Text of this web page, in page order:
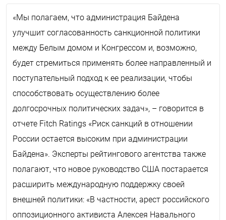
«Мы полагаем, что администрация Байдена
улучшит согласованность санкционной политики
между Белым домом и Конгрессом и, возможно,
будет стремиться применять более направленный и
поступательный подход к ее реализации, чтобы
способствовать осуществлению более
долгосрочных политических задач», – говорится в
отчете Fitch Ratings «Риск санкций в отношении
России остается высоким при администрации
Байдена». Эксперты рейтингового агентства также
полагают, что новое руководство США постарается
расширить международную поддержку своей
внешней политики: «В частности, арест российского
оппозиционного активиста Алексея Навального